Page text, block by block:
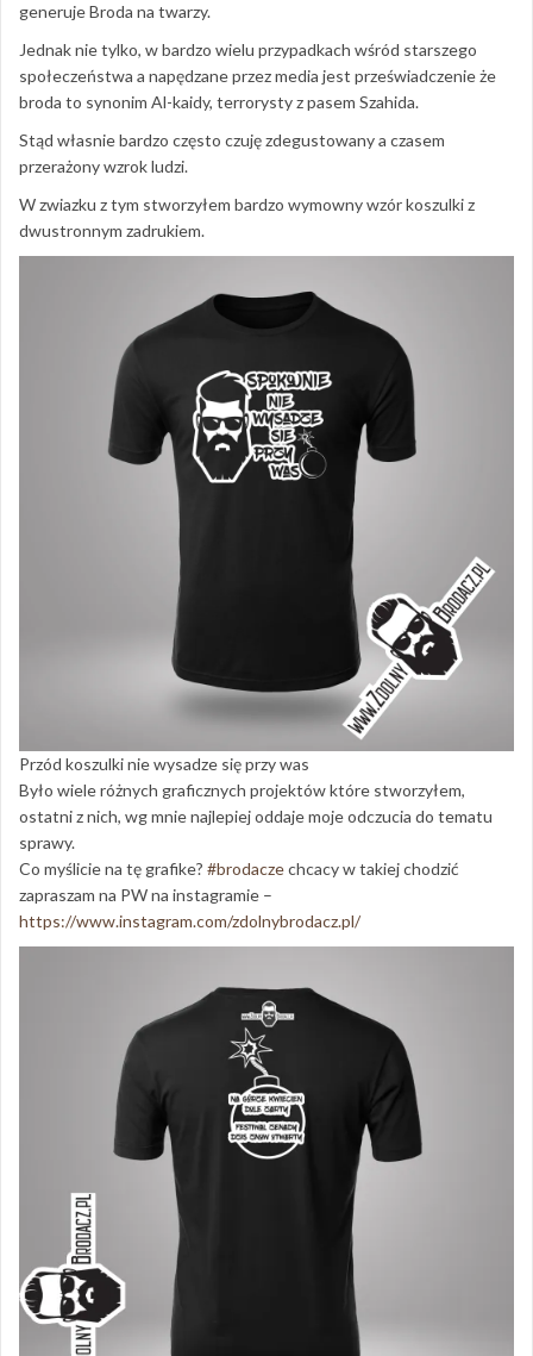
generuje Broda na twarzy.
Jednak nie tylko, w bardzo wielu przypadkach wśród starszego
społeczeństwa a napędzane przez media jest przeświadczenie że
broda to synonim Al-kaidy, terrorysty z pasem Szahida.
Stąd własnie bardzo często czuję zdegustowany a czasem
przerażony wzrok ludzi.
W zwiazku z tym stworzyłem bardzo wymowny wzór koszulki z
dwustronnym zadrukiem.
Przód koszulki nie wysadze się przy was
Było wiele różnych graficznych projektów które stworzyłem,
ostatni z nich, wg mnie najlepiej oddaje moje odczucia do tematu
sprawy.
Co myślicie na tę grafike? #brodaczechcacy w takiej chodzić
zapraszam na PW na instagramie –
https://www.instagram.com/zdolnybrodacz.pl/